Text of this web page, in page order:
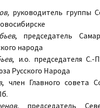
руководитель группы
, председатель
народа
, и.о. председателя С.-
Русского Народа
, член Главного совета
председатель